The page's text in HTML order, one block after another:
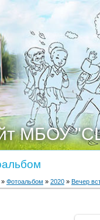
МБОУ
» Фотоальбом » 2020 » Вечер